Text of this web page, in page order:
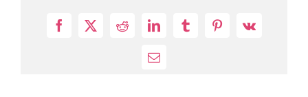
Facebook
X RedditLinkedInTumblrPinterest
Vk
Електронна